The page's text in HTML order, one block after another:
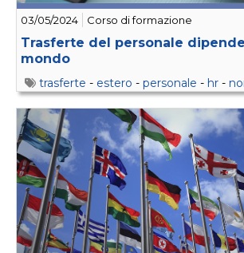
03/05/2024 Corso di formazione
Trasferte del personale
mondo
trasferte - estero - personale - hr -